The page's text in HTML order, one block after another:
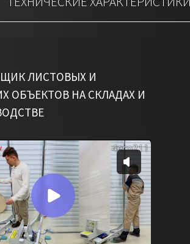
ЛИСТОВЫХ И
ОБЪЕКТОВ НА СКЛАДАХ И